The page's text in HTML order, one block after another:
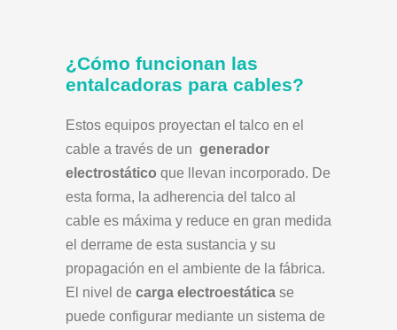
¿Cómo funcionan las
entalcadoras para cables?
Estos equipos proyectan el talco en el
cable a través de un generador
electrostático que llevan incorporado. De
esta forma, la adherencia del talco al
cable es máxima y reduce en gran medida
el derrame de esta sustancia y su
propagación en el ambiente de la fábrica.
El nivel de carga electroestática se
puede configurar mediante un sistema de